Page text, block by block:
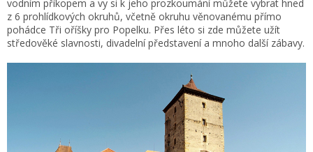
vodním příkopem a vy si k jeho prozkoumání můžete vybrat hned
z 6 prohlídkových okruhů, včetně okruhu věnovanému přímo
pohádce Tři oříšky pro Popelku. Přes léto si zde můžete užít
středověké slavnosti, divadelní představení a mnoho další zábavy.